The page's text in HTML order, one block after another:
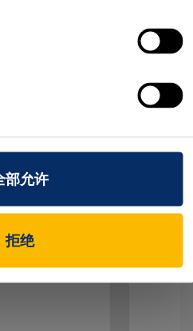
部允许
拒绝
何在 西门
运行和部署
Edge 环
过简单且可
直接在生产
。 本课程基
践示例和引导
Industrial
MERLIC。…
下载。
匹配扩
和基于
了解更